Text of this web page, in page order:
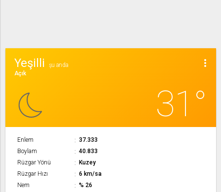
more_vert
Yeşilli
şu anda
Açık
31°
Enlem
37.333
Boylam
40.833
Rüzgar Yönü
Kuzey
Rüzgar Hızı
6 km/sa
Nem
% 26